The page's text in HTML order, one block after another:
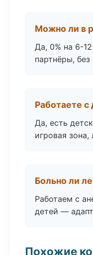
Можно ли в
Да, 0% на 6-
партнёры, без
Работаете с
Да, есть
игровая зона,
Больно ли
Работаем с
детей —
Похожие